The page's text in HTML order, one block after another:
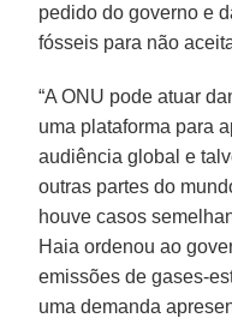
pedido do governo e
fósseis para não
“A ONU pode atuar
uma plataforma para
audiência global e
outras partes do
houve casos
Haia ordenou ao
emissões de gases-
uma demanda